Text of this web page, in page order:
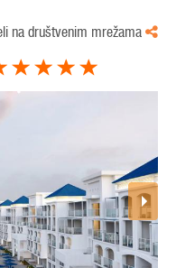
na društvenim mrežama